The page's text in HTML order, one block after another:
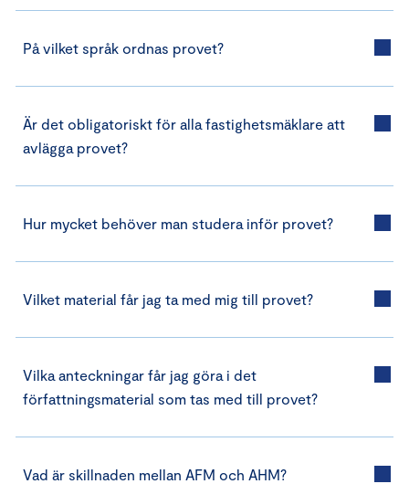
På vilket språk ordnas provet?
Är det obligatoriskt för alla fastighetsmäklare att
avlägga provet?
Hur mycket behöver man studera inför provet?
Vilket material får jag ta med mig till provet?
Vilka anteckningar får jag göra i det
författningsmaterial som tas med till provet?
Vad är skillnaden mellan AFM och AHM?